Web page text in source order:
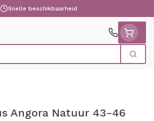
Snelle beschikbaarheid
Zoek
Angora Natuur 43-46